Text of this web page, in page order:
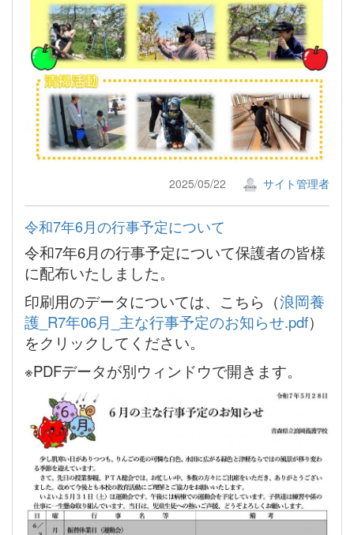
2025/05/22 サイト管理者
令和7年6月の行事予定について
令和7年6月の行事予定について保護者の皆様
に配布いたしました。
印刷用のデータについては、こちら（浪岡養
護_R7年06月_主な行事予定のお知らせ.pdf）
をクリックしてください。
※PDFデータが別ウィンドウで開きます。